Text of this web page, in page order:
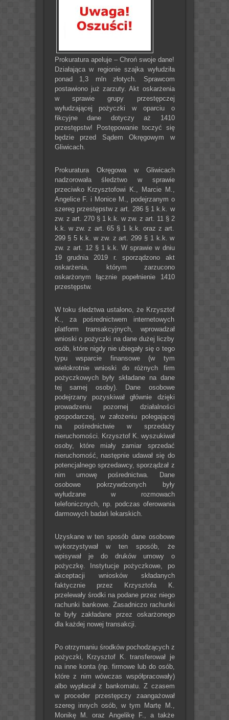
Prokuratura apeluje – Chroń swoje dane!
Działająca w regionie szajka wyłudziła
ponad 1,3 mln złotych. Sprawcom
postawiono już zarzuty. Akt oskarżenia
w sprawie grupy przestępczej
wyłudzającej pożyczki w oparciu o
fikcyjne dane dotyczy aż 1410
przestępstw! Postępowanie toczyć się
będzie przed Sądem Okręgowym w
Gliwicach.
Prokuratura Okręgowa w Gliwicach
nadzorowała śledztwo w sprawie
przeciwko Krzysztofowi K., Marcie M.,
Angelice F. i Monice M., podejrzanym o
szereg przestępstw z art. 286 § 1 k.k. w
zw. z art. 270 § 1 k.k. w zw. z art. 11 § 2
k.k. w zw. z art. 65 § 1 k.k. oraz z art.
299 § 5 k.k. w zw. z art. 299 § 1 k.k. w
zw. z art. 12 § 1 k.k. W sprawie w dniu
19 grudnia 2019 r. sporządzono akt
oskarżenia, którym zarzucono
oskarżonym łącznie popełnienie 1410
przestępstw.
W toku śledztwa ustalono, że Krzysztof
K., za pośrednictwem internetowych
platform transakcyjnych, wprowadzał
wnioski o pożyczki na dane dużej liczby
osób, które nigdy nie ubiegały się o tego
typu wsparcie finansowe (w tym
wielokrotnie wnioski do różnych firm
pożyczkowych były składane na dane
tej samej osoby). Dane osobowe
podejrzany pozyskiwał głównie dzięki
prowadzeniu pozornej działalności
gospodarczej, w założeniu polegającej
na pośrednictwie w sprzedaży
nieruchomości. Krzysztof K. wyszukiwał
osoby, które miały zamiar sprzedać
nieruchomość, następnie udawał się do
potencjalnego sprzedawcy, sporządzał z
nim umowę pośrednictwa. Dane
osobowe pokrzywdzonych były
wyłudzane w rozmowach
telefonicznych, np. podczas oferowania
darmowych badań lekarskich.
Uzyskane w ten sposób dane osobowe
wykorzystywał w ten sposób, że
wpisywał je do druków umowy o
pożyczkę. Instytucje pożyczkowe, po
akceptacji wniosków składanych
faktycznie przez Krzysztofa K.
przelewały środki na podane przez niego
rachunki bankowe. Zasadniczo rachunki
te były zakładane przez oskarżonego
dla każdej nowej transakcji.
Po otrzymaniu środków pochodzących z
pożyczki, Krzysztof K. transferował je
na inne konta (np. firmowe lub do osób,
które z nim wówczas współpracowały)
albo wypłacał z bankomatu. Z czasem
w proceder przestępczy zaangażował
szereg innych osób, w tym Martę M.,
Monikę M. oraz Angelikę F., a także